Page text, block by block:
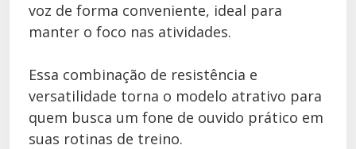
voz de forma conveniente, ideal para
manter o foco nas atividades.
Essa combinação de resistência e
versatilidade torna o modelo atrativo para
quem busca um fone de ouvido prático em
suas rotinas de treino.